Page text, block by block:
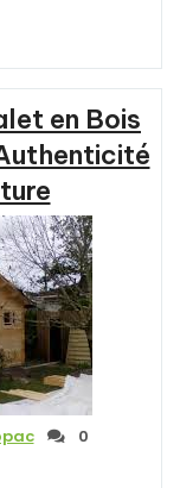
»
en Bois
0